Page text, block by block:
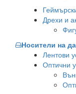
Дрехи и
Носители на
Лентови
Оптични